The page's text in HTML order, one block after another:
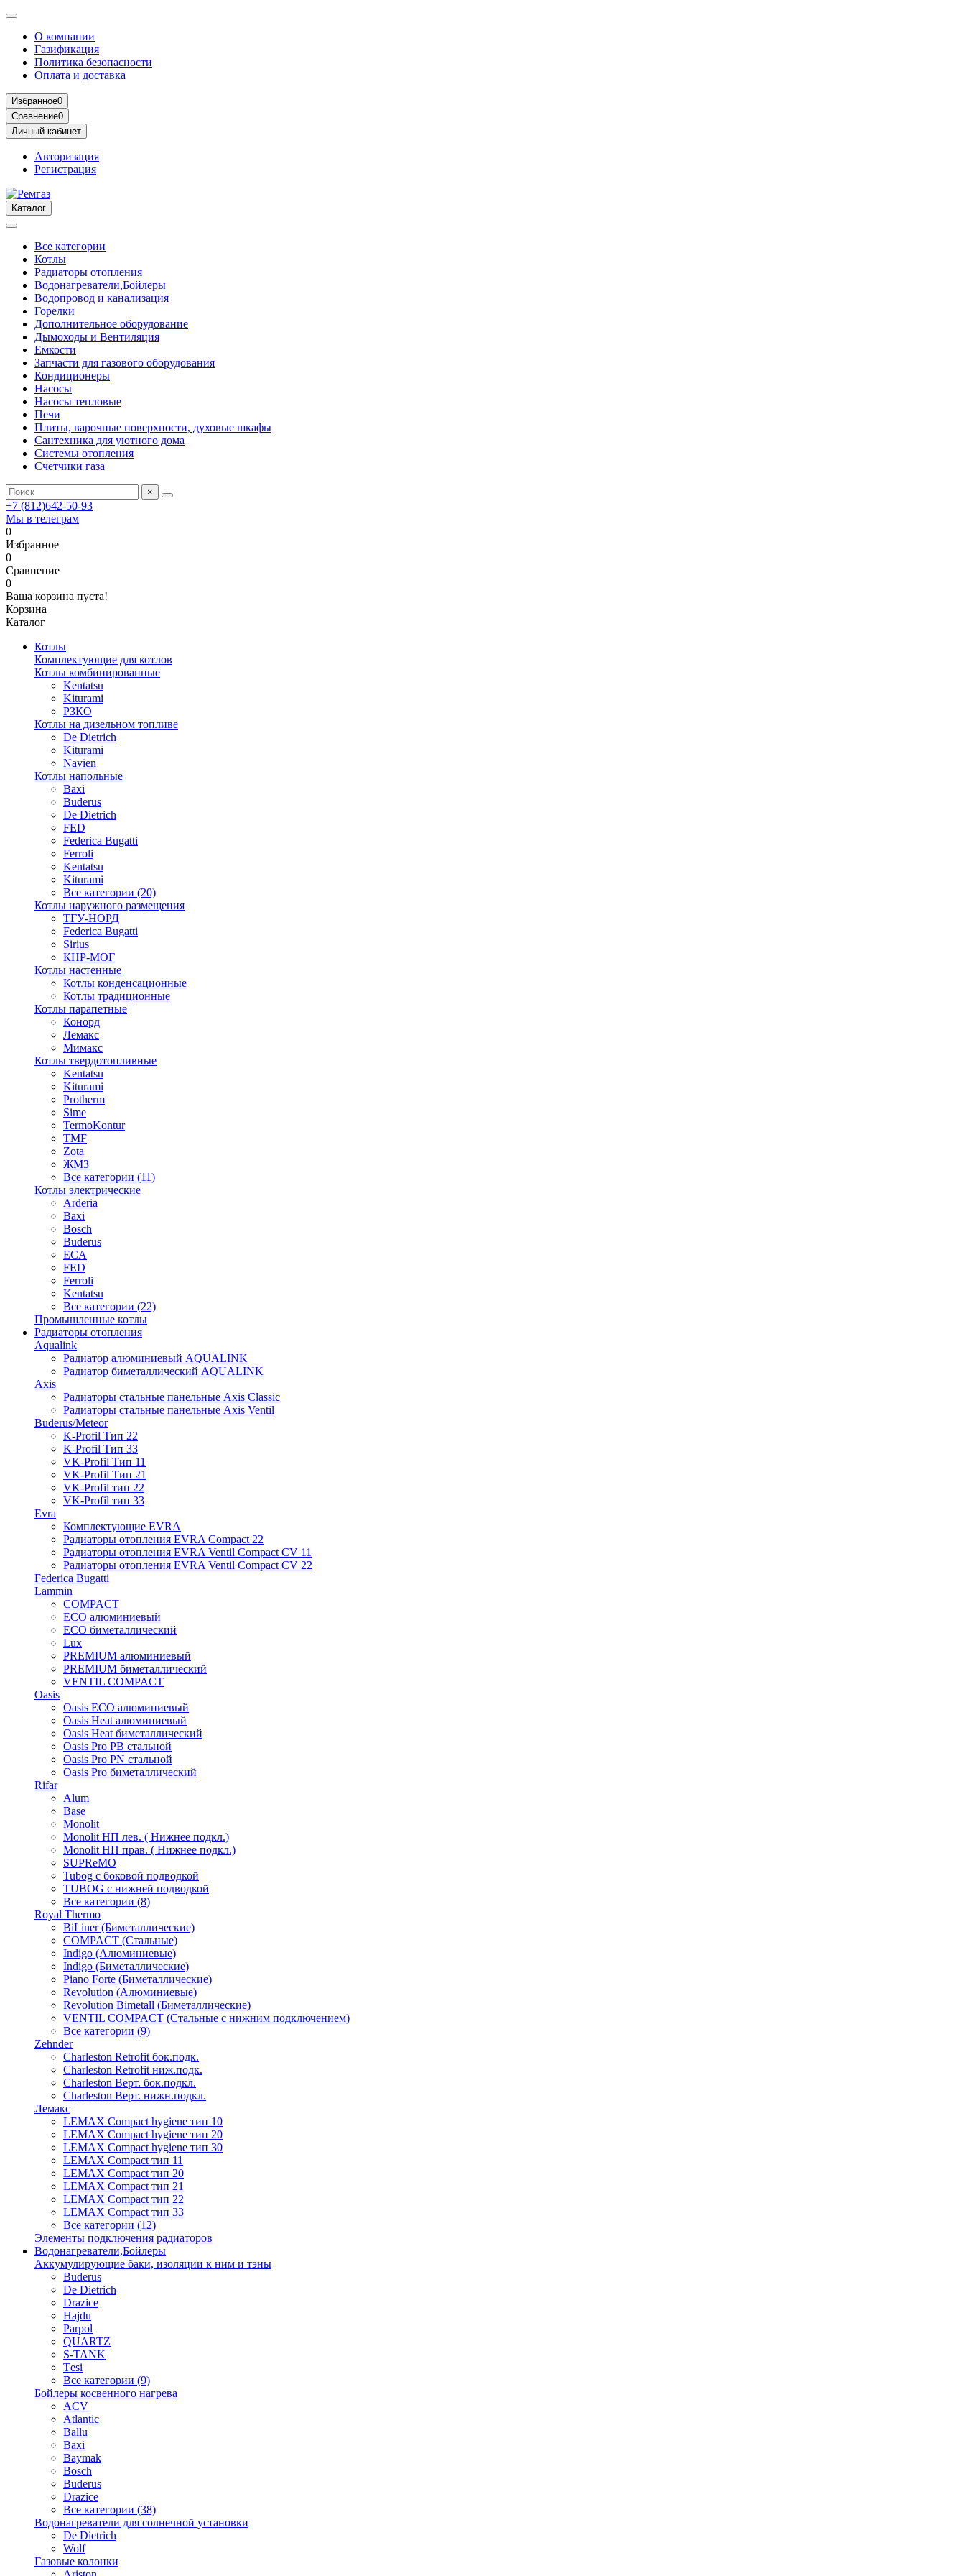
О компании
Газификация
Политика безопасности
Оплата и доставка
Избранное0
Сравнение0
Личный кабинет
Авторизация
Регистрация
Каталог
Все категории
Котлы
Радиаторы отопления
Водонагреватели,Бойлеры
Водопровод и канализация
Горелки
Дополнительное оборудование
Дымоходы и Вентиляция
Емкости
Запчасти для газового оборудования
Кондиционеры
Насосы
Насосы тепловые
Печи
Плиты, варочные поверхности, духовые шкафы
Сантехника для уютного дома
Системы отопления
Счетчики газа
×
+7 (812)642-50-93
Мы в телеграм
0
Избранное
0
Сравнение
0
Ваша корзина пуста!
Корзина
Каталог
Котлы
Комплектующие для котлов
Котлы комбинированные
Kentatsu
Kiturami
РЗКО
Котлы на дизельном топливе
De Dietrich
Kiturami
Navien
Котлы напольные
Baxi
Buderus
De Dietrich
FED
Federica Bugatti
Ferroli
Kentatsu
Kiturami
Все категории (20)
Котлы наружного размещения
ТГУ-НОРД
Federica Bugatti
Sirius
КНР-МОГ
Котлы настенные
Котлы конденсационные
Котлы традиционные
Котлы парапетные
Конорд
Лемакс
Мимакс
Котлы твердотопливные
Kentatsu
Kiturami
Protherm
Sime
TermoKontur
TMF
Zota
ЖМЗ
Все категории (11)
Котлы электрические
Arderia
Baxi
Bosch
Buderus
ECA
FED
Ferroli
Kentatsu
Все категории (22)
Промышленные котлы
Радиаторы отопления
Aqualink
Радиатор алюминиевый AQUALINK
Радиатор биметаллический AQUALINK
Axis
Радиаторы стальные панельные Axis Classic
Радиаторы стальные панельные Axis Ventil
Buderus/Meteor
K-Profil Тип 22
K-Profil Тип 33
VK-Profil Тип 11
VK-Profil Тип 21
VK-Profil тип 22
VK-Profil тип 33
Evra
Комплектующие EVRA
Радиаторы отопления EVRA Compact 22
Радиаторы отопления EVRA Ventil Compact CV 11
Радиаторы отопления EVRA Ventil Compact CV 22
Federica Bugatti
Lammin
COMPACT
ECO алюминиевый
ECO биметаллический
Lux
PREMIUM алюминиевый
PREMIUM биметаллический
VENTIL COMPACT
Oasis
Oasis ECO алюминиевый
Oasis Heat алюминиевый
Oasis Heat биметаллический
Oasis Pro PB стальной
Oasis Pro PN стальной
Oasis Pro биметаллический
Rifar
Alum
Base
Monolit
Monolit НП лев. ( Нижнее подкл.)
Monolit НП прав. ( Нижнее подкл.)
SUPReMO
Tubog с боковой подводкой
TUBOG с нижней подводкой
Все категории (8)
Royal Thermo
BiLiner (Биметаллические)
COMPACT (Стальные)
Indigo (Алюминиевые)
Indigo (Биметаллические)
Piano Forte (Биметаллические)
Revolution (Алюминиевые)
Revolution Bimetall (Биметаллические)
VENTIL COMPACT (Стальные с нижним подключением)
Все категории (9)
Zehnder
Charleston Retrofit бок.подк.
Charleston Retrofit ниж.подк.
Charleston Верт. бок.подкл.
Charleston Верт. нижн.подкл.
Лемакс
LEMAX Compact hygiene тип 10
LEMAX Compact hygiene тип 20
LEMAX Compact hygiene тип 30
LEMAX Compact тип 11
LEMAX Compact тип 20
LEMAX Compact тип 21
LEMAX Compact тип 22
LEMAX Compact тип 33
Все категории (12)
Элементы подключения радиаторов
Водонагреватели,Бойлеры
Аккумулирующие баки, изоляции к ним и тэны
Buderus
De Dietrich
Drazice
Hajdu
Parpol
QUARTZ
S-TANK
Tеsi
Все категории (9)
Бойлеры косвенного нагрева
ACV
Atlantic
Ballu
Baxi
Baymak
Bosch
Buderus
Drazice
Все категории (38)
Водонагреватели для солнечной установки
De Dietrich
Wolf
Газовые колонки